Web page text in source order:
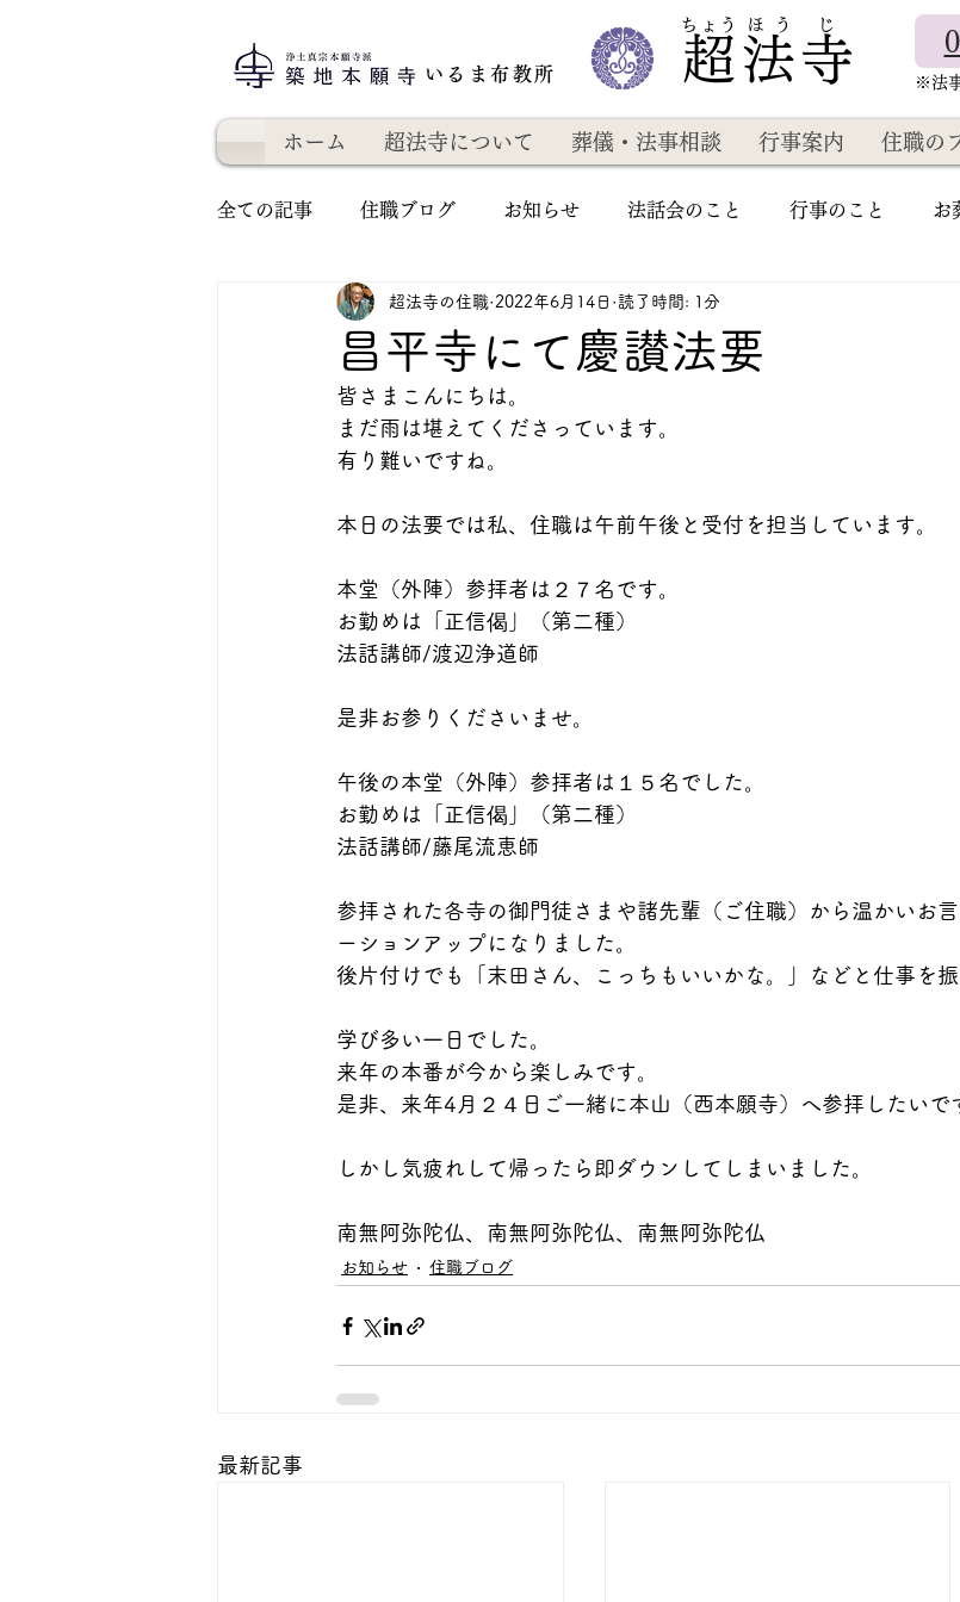
いるま布教所 超法寺
​ちょう ほ う じ
​※法
ホーム 超法寺について 葬儀・法事相談 行事案内 住職の
全ての記事 住職ブログ お知らせ 法話会のこと 行事のこと お
昌平寺にて慶讃法要
超法寺の住職 2022年6月14日 読了時間: 1分
皆さまこんにちは。
まだ雨は堪えてくださっています。
有り難いですね。
本日の法要では私、住職は午前午後と受付を担当しています。
本堂（外陣）参拝者は２７名です。
お勤めは「正信偈」（第二種）
法話講師/渡辺浄道師
是非お参りくださいませ。
午後の本堂（外陣）参拝者は１５名でした。
お勤めは「正信偈」（第二種）
法話講師/藤尾流恵師
参拝された各寺の御門徒さまや諸先輩（ご住職）から温かいお
ーションアップになりました。
後片付けでも「末田さん、こっちもいいかな。」などと仕事を
学び多い一日でした。
来年の本番が今から楽しみです。
是非、来年4月２４日ご一緒に本山（西本願寺）へ参拝したいで
しかし気疲れして帰ったら即ダウンしてしまいました。
南無阿弥陀仏、南無阿弥陀仏、南無阿弥陀仏
お知らせ 住職ブログ
最新記事